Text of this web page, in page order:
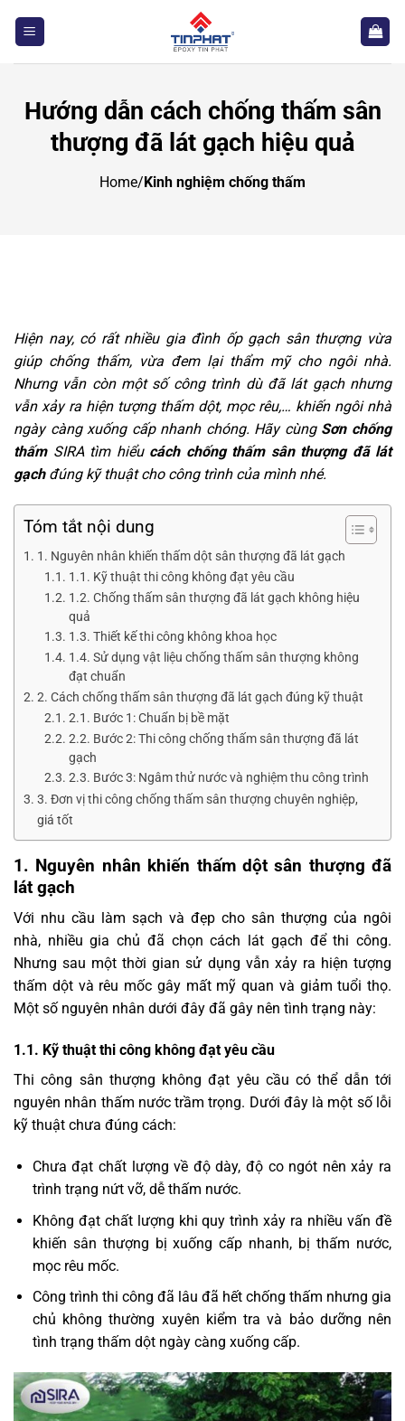
Hướng dẫn cách chống thấm sân
thượng đã lát gạch hiệu quả
Home/ Kinh nghiệm chống thấm
Hiện nay, có rất nhiều gia đình ốp gạch sân thượng vừa
giúp chống thấm, vừa đem lại thẩm mỹ cho ngôi nhà.
Nhưng vẫn còn một số công trình dù đã lát gạch nhưng
vẫn xảy ra hiện tượng thấm dột, mọc rêu,… khiến ngôi nhà
ngày càng xuống cấp nhanh chóng. Hãy cùng Sơn chống
thấmSIRA tìm hiểu cách chống thấm sân thượng đã lát
gạchđúng kỹ thuật cho công trình của mình nhé.
Tóm tắt nội dung
1. Nguyên nhân khiến thấm dột sân thượng đã lát gạch
1.1. Kỹ thuật thi công không đạt yêu cầu
1.2. Chống thấm sân thượng đã lát gạch không hiệu
quả
1.3. Thiết kế thi công không khoa học
1.4. Sử dụng vật liệu chống thấm sân thượng không
đạt chuẩn
2. Cách chống thấm sân thượng đã lát gạch đúng kỹ thuật
2.1. Bước 1: Chuẩn bị bề mặt
2.2. Bước 2: Thi công chống thấm sân thượng đã lát
gạch
2.3. Bước 3: Ngâm thử nước và nghiệm thu công trình
3. Đơn vị thi công chống thấm sân thượng chuyên nghiệp,
giá tốt
1. Nguyên nhân khiến thấm dột sân thượng đã
lát gạch
Với nhu cầu làm sạch và đẹp cho sân thượng của ngôi
nhà, nhiều gia chủ đã chọn cách lát gạch để thi công.
Nhưng sau một thời gian sử dụng vẫn xảy ra hiện tượng
thấm dột và rêu mốc gây mất mỹ quan và giảm tuổi thọ.
Một số nguyên nhân dưới đây đã gây nên tình trạng này:
1.1. Kỹ thuật thi công không đạt yêu cầu
Thi công sân thượng không đạt yêu cầu có thể dẫn tới
nguyên nhân thấm nước trầm trọng. Dưới đây là một số lỗi
kỹ thuật chưa đúng cách:
Chưa đạt chất lượng về độ dày, độ co ngót nên xảy ra
trình trạng nứt vỡ, dễ thấm nước.
Không đạt chất lượng khi quy trình xảy ra nhiều vấn đề
khiến sân thượng bị xuống cấp nhanh, bị thấm nước,
mọc rêu mốc.
Công trình thi công đã lâu đã hết chống thấm nhưng gia
chủ không thường xuyên kiểm tra và bảo dưỡng nên
tình trạng thấm dột ngày càng xuống cấp.